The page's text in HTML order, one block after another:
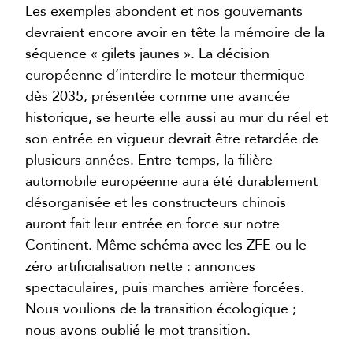
Les exemples abondent et nos gouvernants
devraient encore avoir en tête la mémoire de la
séquence « gilets jaunes ». La décision
européenne d’interdire le moteur thermique
dès 2035, présentée comme une avancée
historique, se heurte elle aussi au mur du réel et
son entrée en vigueur devrait être retardée de
plusieurs années. Entre-temps, la filière
automobile européenne aura été durablement
désorganisée et les constructeurs chinois
auront fait leur entrée en force sur notre
Continent. Même schéma avec les ZFE ou le
zéro artificialisation nette : annonces
spectaculaires, puis marches arrière forcées.
Nous voulions de la transition écologique ;
nous avons oublié le mot transition.